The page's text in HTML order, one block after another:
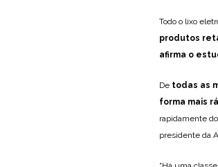
Todo o lixo
produtos
afirma o
De todas as
forma mais
rapidamente
presidente da